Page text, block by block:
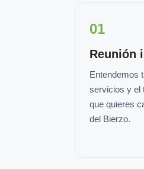
01
Reunión
Entendemos
servicios y el
que quieres
del Bierzo.